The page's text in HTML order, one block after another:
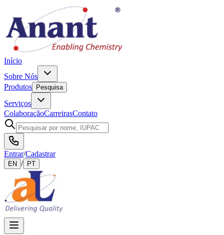
Início
Sobre Nós
Produtos
Pesquisa
Serviços
ColaboraçãoCarreirasContato
Entrar/Cadastrar
EN / PT